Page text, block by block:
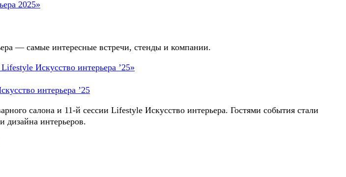
— самые интересные встречи, стенды и компании.
интерьера ’25
салона и 11-й сессии Lifestyle Искусство интерьера. Гостями события стали
дизайна интерьеров.